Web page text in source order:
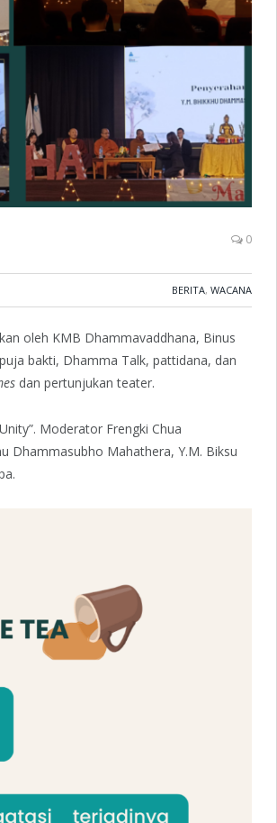
0
BERITA, WACANA
oleh KMB Dhammavaddhana, Binus
bakti, Dhamma Talk, pattidana, dan
dan pertunjukan teater.
Moderator Frengki Chua
Dhammasubho Mahathera, Y.M. Biksu